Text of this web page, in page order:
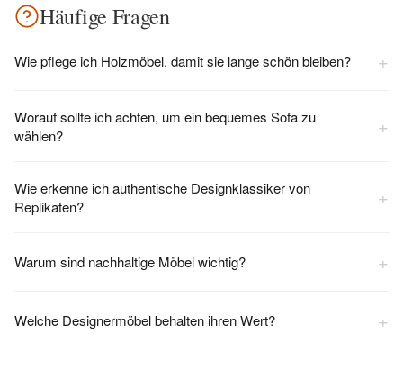
Häufige Fragen
Wie pflege ich Holzmöbel, damit sie lange schön bleiben? +
Worauf sollte ich achten, um ein bequemes Sofa zu
wählen?
+
Wie erkenne ich authentische Designklassiker von
Replikaten?
+
Warum sind nachhaltige Möbel wichtig? +
Welche Designermöbel behalten ihren Wert? +